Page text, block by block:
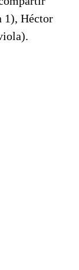
1), Héctor